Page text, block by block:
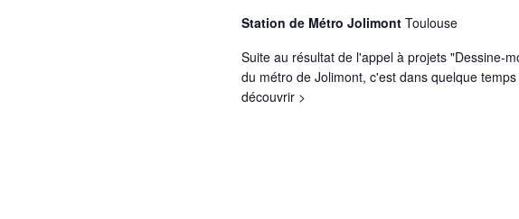
Station de Métro Jolimont Toulouse
Suite au résultat de l'appel à projets "Dessine-
du métro de Jolimont, c'est dans quelque
découvrir >